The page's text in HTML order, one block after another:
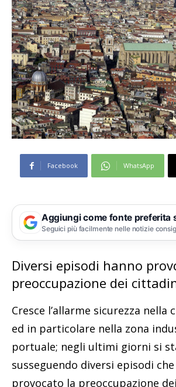
Facebook WhatsApp
Aggiungi come fonte preferita
Seguici più facilmente nelle notizie
Diversi episodi hanno
preoccupazione dei
Cresce l’allarme sicurezza nella
ed in particolare nella zona
portuale; negli ultimi giorni si
susseguendo diversi episodi
provocato la preoccupazione